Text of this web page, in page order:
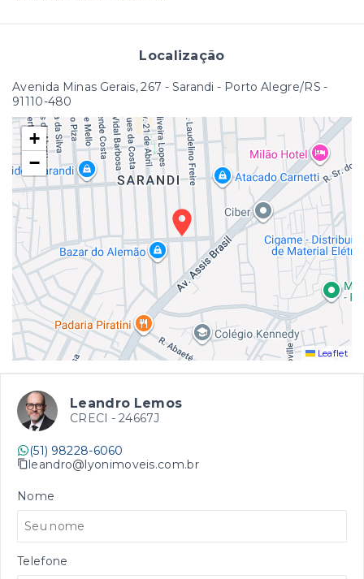
Localização
Avenida Minas Gerais, 267 - Sarandi - Porto Alegre/RS -
91110-480
+
−
Leaflet
Leandro Lemos
CRECI - 24667J
(51) 98228-6060
leandro@lyonimoveis.com.br
Nome
Telefone